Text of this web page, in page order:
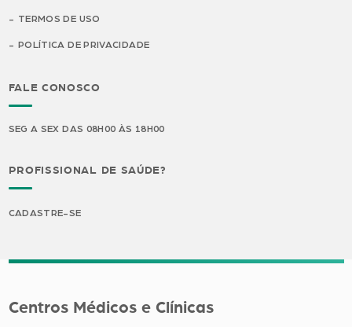
TERMOS DE USO
POLÍTICA DE PRIVACIDADE
FALE CONOSCO
SEG A SEX DAS 08H00 ÀS 18H00
PROFISSIONAL DE SAÚDE?
CADASTRE-SE
Centros Médicos e Clínicas